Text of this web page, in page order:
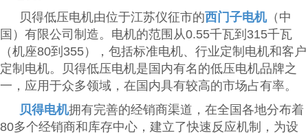
贝得低压电机由位于江苏仪征市的西门子电机（中
国）有限公司制造。电机的范围从0.55千瓦到315千瓦
（机座80到355），包括标准电机、行业定制电机和客户
定制电机。贝得低压电机是国内有名的低压电机品牌之
一，应用于众多领域，在国内具有较高的市场占有率。
贝得电机拥有完善的经销商渠道，在全国各地分布着
80多个经销商和库存中心，建立了快速反应机制，为设